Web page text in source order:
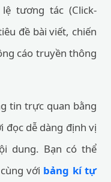
tương tác (Click-
đề bài viết, chiến
cáo truyền thông
tin trực quan bằng
đọc dễ dàng định vị
dung. Bạn có thể
với bảng kí tự